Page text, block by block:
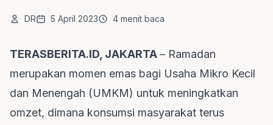
DR 5 April 2023 4 menit baca
TERASBERITA.ID, JAKARTA– Ramadan
merupakan momen emas bagi Usaha Mikro Kecil
dan Menengah (UMKM) untuk meningkatkan
omzet, dimana konsumsi masyarakat terus